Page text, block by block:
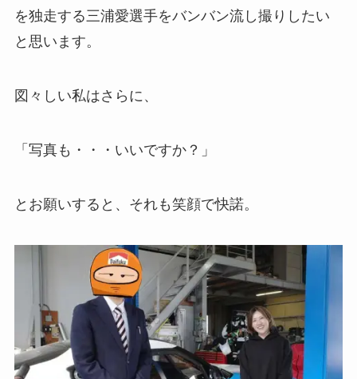
を独走する三浦愛選手をバンバン流し撮りしたい
と思います。
図々しい私はさらに、
「写真も・・・いいですか？」
とお願いすると、それも笑顔で快諾。